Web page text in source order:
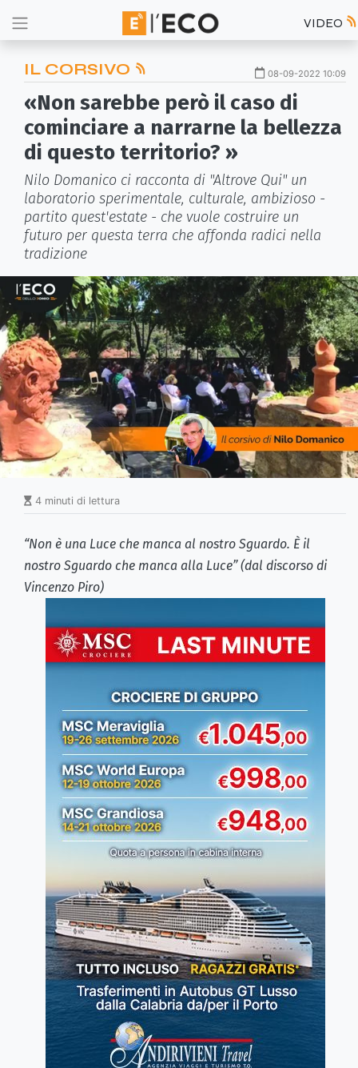
VIDEO
IL CORSIVO 08-09-2022 10:09
«Non sarebbe però il caso di
cominciare a narrarne la bellezza
di questo territorio? »
Nilo Domanico ci racconta di "Altrove Qui" un
laboratorio sperimentale, culturale, ambizioso -
partito quest'estate - che vuole costruire un
futuro per questa terra che affonda radici nella
tradizione
4 minuti di lettura
“Non è una Luce che manca al nostro Sguardo. È il
nostro Sguardo che manca alla Luce” (dal discorso di
Vincenzo Piro)